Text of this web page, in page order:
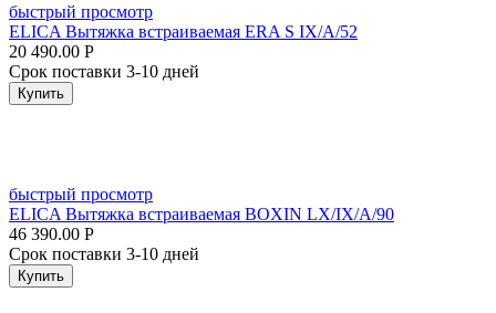
быстрый просмотр
ELICA Вытяжка встраиваемая ERA S IX/A/52
20 490.00 Р
Срок поставки 3-10 дней
Купить
быстрый просмотр
ELICA Вытяжка встраиваемая BOXIN LX/IX/A/90
46 390.00 Р
Срок поставки 3-10 дней
Купить